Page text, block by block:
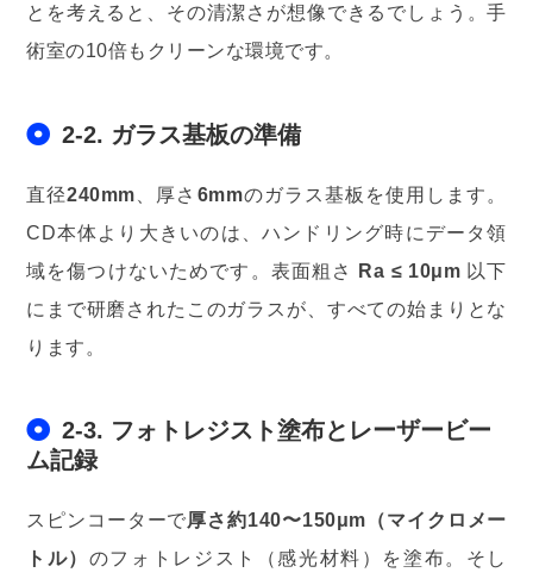
とを考えると、その清潔さが想像できるでしょう。手
術室の10倍もクリーンな環境です。
2-2. ガラス基板の準備
直径240mm 、厚さ 6mmのガラス基板を使用します。
CD本体より大きいのは、ハンドリング時にデータ領
域を傷つけないためです。表面粗さ
Ra ≤ 10μm 以下
にまで研磨されたこのガラスが、すべての始まりとな
ります。
2-3. フォトレジスト塗布とレーザービー
ム記録
スピンコーターで厚さ約140〜150μm（マイクロメー
トル） のフォトレジスト（感光材料）を塗布。そし